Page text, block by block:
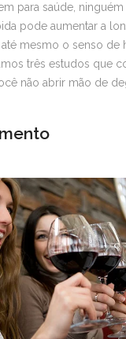
para saúde,
pode aumentar a
mesmo o senso de
três estudos que
não abrir mão de